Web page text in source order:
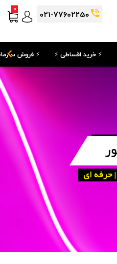
0
021-77602250
⚡️ خرید اقساطی ⚡️ ⚡️ فروش